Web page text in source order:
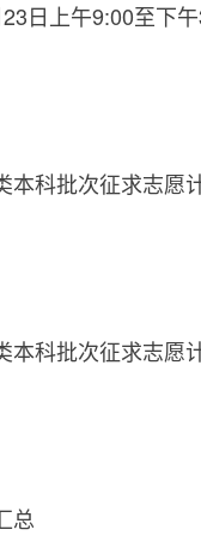
日上午9:00至下
本科批次征求志愿
本科批次征求志愿
总